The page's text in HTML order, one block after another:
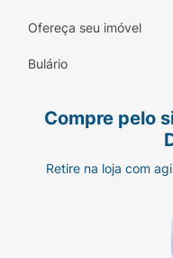
Ofereça seu imóvel
Bulário
Compre pelo
Retire na loja com